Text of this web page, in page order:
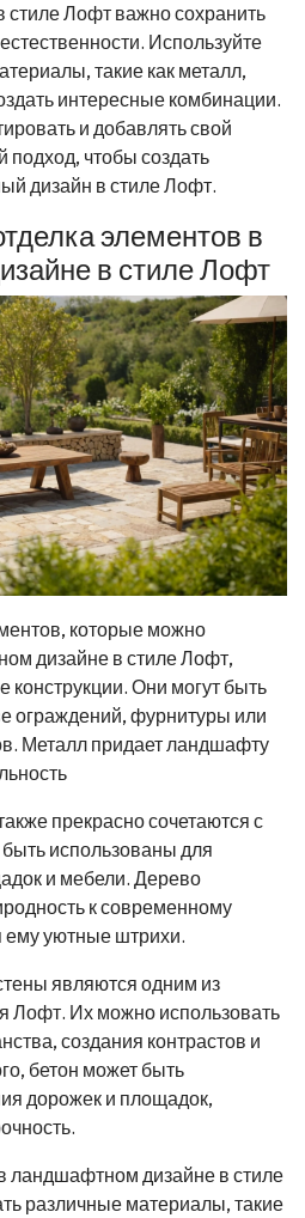
Лофт важно сохранить
Используйте
такие как металл,
интересные комбинации.
и добавлять свой
подход, чтобы создать
дизайн в стиле Лофт.
элементов в
в стиле Лофт
которые можно
дизайне в стиле Лофт,
конструкции. Они могут быть
ограждений, фурнитуры или
Металл придает ландшафту
прекрасно сочетаются с
использованы для
и мебели. Дерево
к современному
ему уютные штрихи.
являются одним из
Лофт. Их можно использовать
создания контрастов и
бетон может быть
дорожек и площадок,
ландшафтном дизайне в стиле
различные материалы, такие